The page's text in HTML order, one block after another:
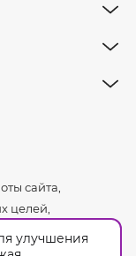
сайта,
целей,
улучшения